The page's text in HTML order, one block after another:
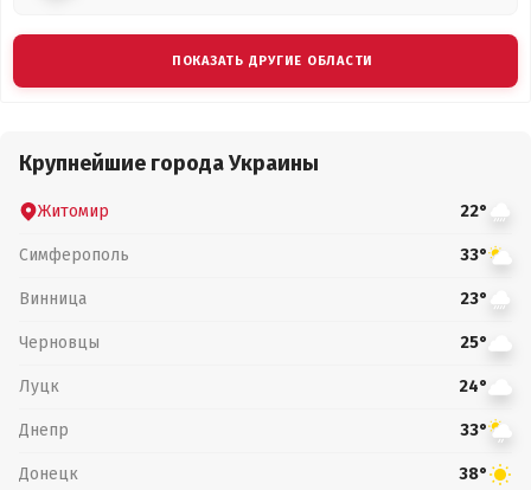
ПОКАЗАТЬ ДРУГИЕ ОБЛАСТИ
Крупнейшие города Украины
Житомир 22°
Симферополь 33°
Винница 23°
Черновцы 25°
Луцк 24°
Днепр 33°
Донецк 38°